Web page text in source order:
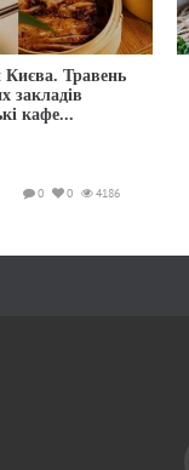
Києва. Травень
закладів
кафе...
4186
0
0